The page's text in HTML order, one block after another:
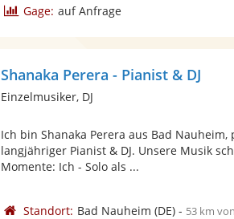
Gage: auf Anfrage
Shanaka Perera - Pianist & DJ
Einzelmusiker, DJ
Ich bin Shanaka Perera aus Bad Nauheim,
langjähriger Pianist & DJ. Unsere Musik
Momente: Ich - Solo als ...
Standort: Bad Nauheim (DE)- 53 km